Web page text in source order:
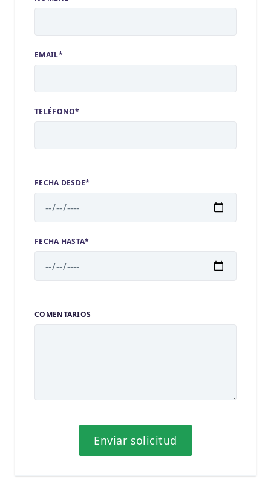
EMAIL*
TELÉFONO*
FECHA DESDE*
FECHA HASTA*
COMENTARIOS
Enviar solicitud